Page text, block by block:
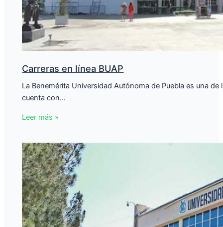
Carreras en línea BUAP
La Benemérita Universidad Autónoma de Puebla es una
cuenta con…
Leer más »